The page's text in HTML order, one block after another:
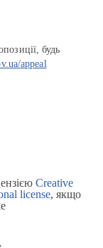
будь
appeal
Creative
license, якщо